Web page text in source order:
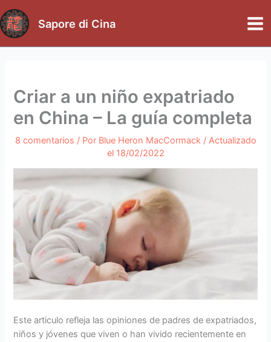
al
contenido
Sapore di Cina
Criar a un niño expatriado
en China – La guía completa
8 comentarios / Por Blue Heron MacCormack / Actualizado
el 18/02/2022
Este articulo refleja las opiniones de padres de expatriados,
niños y jóvenes que viven o han vivido recientemente en